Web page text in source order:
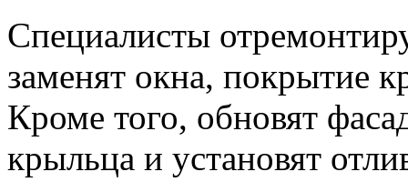
Специалисты
заменят окна, покрытие
Кроме того, обновят
крыльца и установят